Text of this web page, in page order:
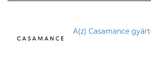
A(z) Casamance